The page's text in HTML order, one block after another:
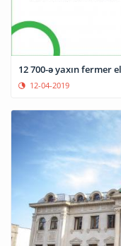
12 700-ə yaxın fermer
12-04-2019